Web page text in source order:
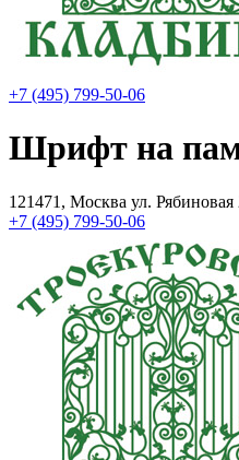
+7 (495) 799-50-06
Шрифт на
121471, Москва ул. Рябиновая
+7 (495) 799-50-06